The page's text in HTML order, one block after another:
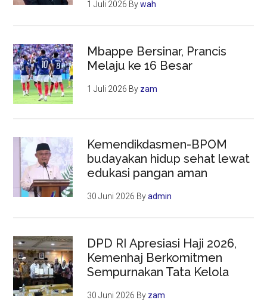
1 Juli 2026 Bywah
Mbappe Bersinar, Prancis
Melaju ke 16 Besar
1 Juli 2026 By zam
Kemendikdasmen-BPOM
budayakan hidup sehat lewat
edukasi pangan aman
30 Juni 2026 Byadmin
DPD RI Apresiasi Haji 2026,
Kemenhaj Berkomitmen
Sempurnakan Tata Kelola
30 Juni 2026 By zam